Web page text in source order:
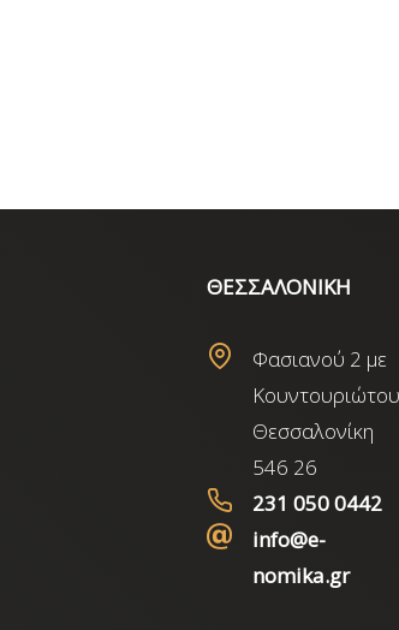
ΘΕΣΣΑΛΟΝΙΚΗ
Φασιανού 2 με
Θεσσαλονίκη
546 26
231 050 0442
info@e-
nomika.gr